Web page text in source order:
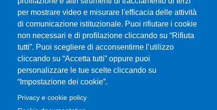
per mostrare video e misurare l'efficacia delle attività
di comunicazione istituzionale. Puoi rifiutare i cookie
non necessari e di profilazione cliccando su “Rifiuta
tutti”. Puoi scegliere di acconsentirne l’utilizzo
cliccando su “Accetta tutti” oppure puoi
personalizzare le tue scelte cliccando su
“Impostazione dei cookie”.
Privacy e cookie policy
Università degli Studi di Messina
Piazza Pugliatti, 1 - 98122 Messina
Cod. Fiscale 80004070837
P.IVA 00724160833
Centralino: 090 676 1
MENÙ SOCIAL